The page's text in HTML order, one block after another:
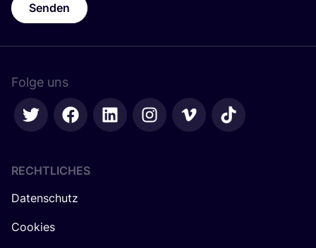
Senden
Folge uns
RECHTLICHES
Datenschutz
Cookies